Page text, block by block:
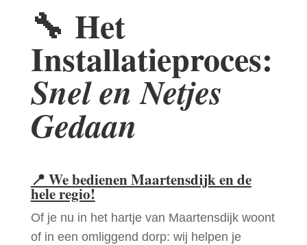
🔧 Het
Installatieproces:
Snel en Netjes
Gedaan
📍 We bedienen Maartensdijk en de
hele regio!
Of je nu in het hartje van Maartensdijk woont
of in een omliggend dorp: wij helpen je